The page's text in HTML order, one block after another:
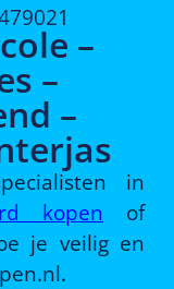
–
–
–
in
kopen of
je veilig en